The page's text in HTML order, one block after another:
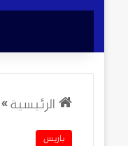
الرئيسية»
باريس